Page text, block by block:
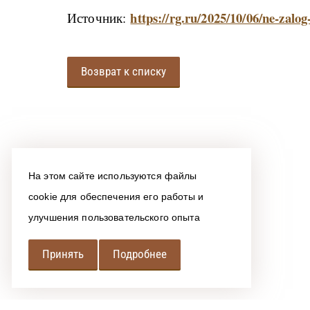
На этом сайте используются файлы
cookie для обеспечения его работы и
улучшения пользовательского опыта
Принять Подробнее
Источник:https://rg.ru/2025/10/06/ne-
Возврат к списку